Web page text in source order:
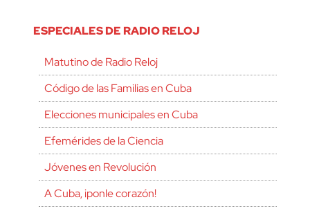
ESPECIALES DE RADIO RELOJ
Matutino de Radio Reloj
Código de las Familias en Cuba
Elecciones municipales en Cuba
Efemérides de la Ciencia
Jóvenes en Revolución
A Cuba, ¡ponle corazón!